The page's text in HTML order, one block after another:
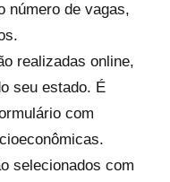
número de vagas,
realizadas online,
seu estado. É
com
selecionados com